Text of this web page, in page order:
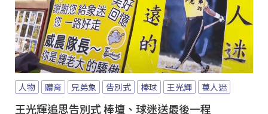
人物 體育 兄弟象 告別式 棒球 王光輝 萬人迷
王光輝追思告別式 棒壇、球迷送最後一程